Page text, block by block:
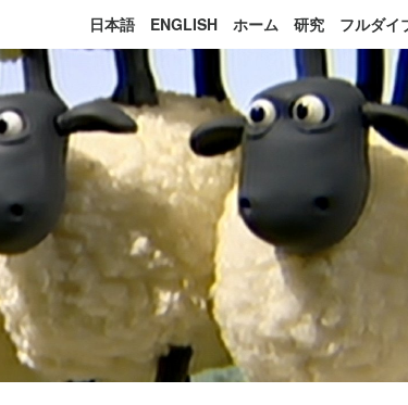
日本語 ENGLISH ホーム 研究 フルダイ